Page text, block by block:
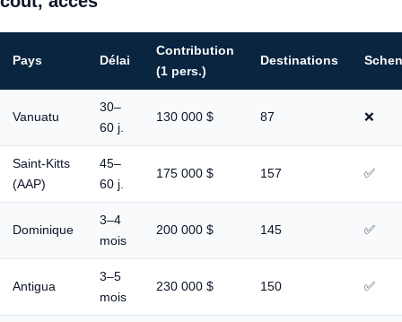
Pays Délai
Contribution
(1 pers.)
Destinations
Vanuatu
30–
60 j.
130 000 $ 87 ❌
Saint-Kitts
(AAP)
45–
60 j.
175 000 $ 157 ✅
Dominique
3–4
mois
200 000 $ 145 ✅
Antigua
3–5
mois
230 000 $ 150 ✅